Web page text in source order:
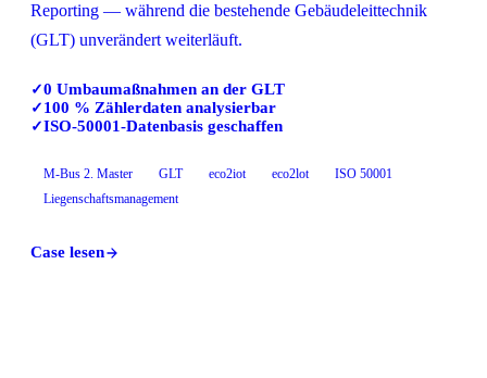
Reporting — während die bestehende Gebäudeleittechnik
(GLT) unverändert weiterläuft.
✓0 Umbaumaßnahmen an der GLT
✓ 100 % Zählerdaten analysierbar
✓ISO-50001-Datenbasis geschaffen
M-Bus 2. Master GLT eco2iot eco2lot
ISO 50001
Liegenschaftsmanagement
Case lesen